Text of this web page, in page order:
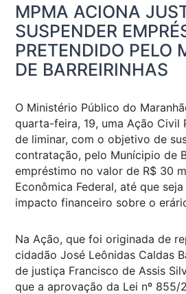
MPMA ACIONA
SUSPENDER
PRETENDIDO PELO
DE BARREIRINHAS
O Ministério Público do
quarta-feira, 19, uma Ação Civil
de liminar, com o objetivo de
contratação, pelo Munícipio de
empréstimo no valor de R$ 30
Econômica Federal, até que
impacto financeiro sobre o
Na Ação, que foi originada de
cidadão José Leônidas Caldas
de justiça Francisco de Assis
que a aprovação da Lei nº 855/